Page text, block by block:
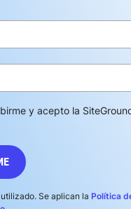
y acepto la
Se aplican la Política